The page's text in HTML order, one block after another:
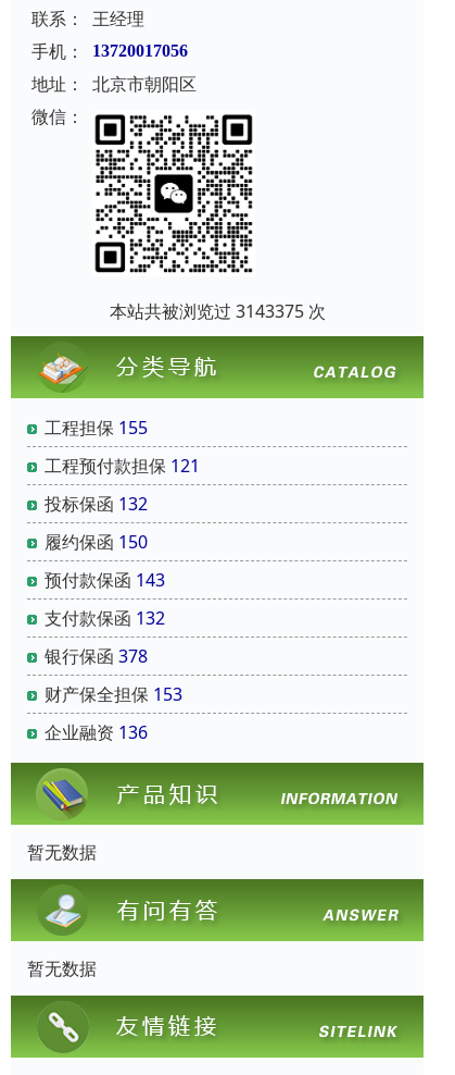
联系：
王经理
手机：
13720017056
地址：
北京市朝阳区
微信：
本站共被浏览过 3143375 次
工程担保 155
工程预付款担保 121
投标保函 132
履约保函 150
预付款保函 143
支付款保函 132
银行保函 378
财产保全担保 153
企业融资 136
暂无数据
暂无数据